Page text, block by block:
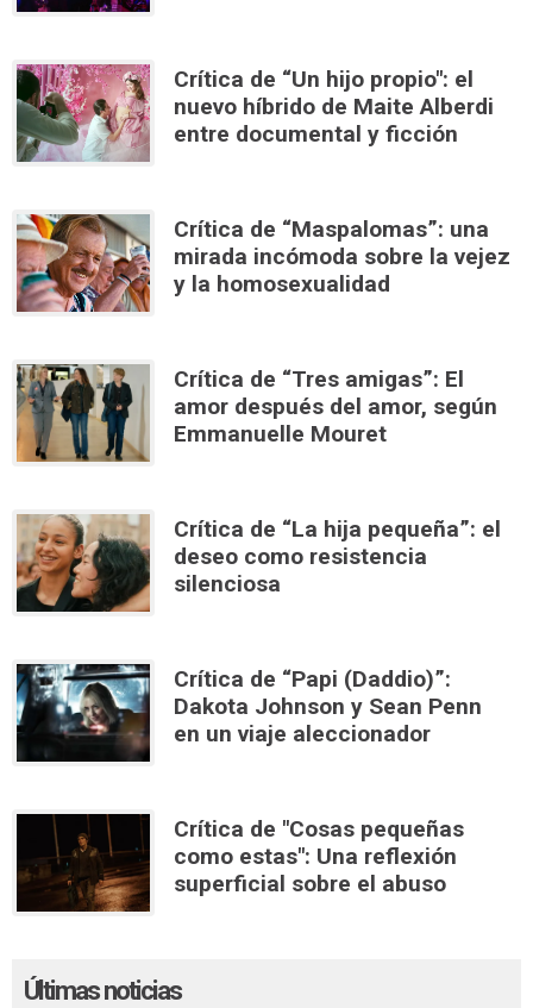
Crítica de “Un hijo propio": el
nuevo híbrido de Maite Alberdi
entre documental y ficción
Crítica de “Maspalomas”: una
mirada incómoda sobre la vejez
y la homosexualidad
Crítica de “Tres amigas”: El
amor después del amor, según
Emmanuelle Mouret
Crítica de “La hija pequeña”: el
deseo como resistencia
silenciosa
Crítica de “Papi (Daddio)”:
Dakota Johnson y Sean Penn
en un viaje aleccionador
Crítica de "Cosas pequeñas
como estas": Una reflexión
superficial sobre el abuso
Últimas noticias